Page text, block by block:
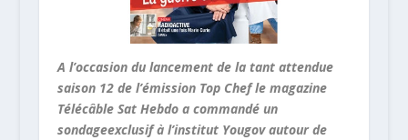
A l’occasion du lancement de la tant attendue
saison 12 de l’émission Top Chef le magazine
Télécâble Sat Hebdo a commandé un
sondageexclusif à l’institut Yougov autour de